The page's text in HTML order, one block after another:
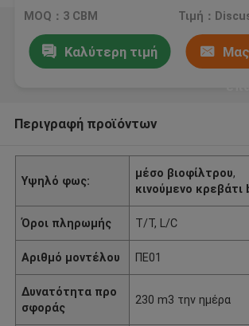
νερού δημοτικής βιομηχανίας
MOQ：3 CBM
Καλύτερη τιμή
Περιγραφή προϊόντων
Υψηλό φως:
μέσο βιοφίλτρου,
κινούμενο
Όροι πληρωμής T/T, L/C
Αριθμό μοντέλου ΠΕ01
Δυνατότητα προ
σφοράς
230 m3 την ημέρα